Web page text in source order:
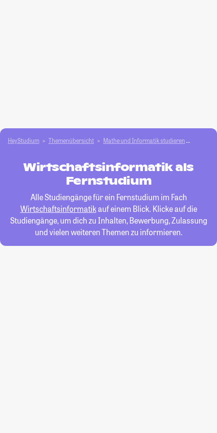
HeyStudium Themenübersicht Mathe und Informatik studieren
Wirtschaftsinformatik als
Fernstudium
Alle Studiengänge für ein Fernstudium im Fach
Wirtschaftsinformatikauf einem Blick. Klicke auf die
Studiengänge, um dich zu Inhalten, Bewerbung, Zulassung
und vielen weiteren Themen zu informieren.